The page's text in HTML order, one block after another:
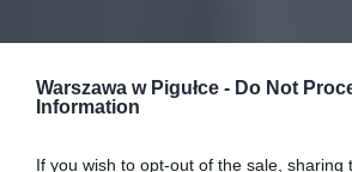
Warszawa w Pigułce - Do Not
Information
If you wish to opt-out of the sale, sharing